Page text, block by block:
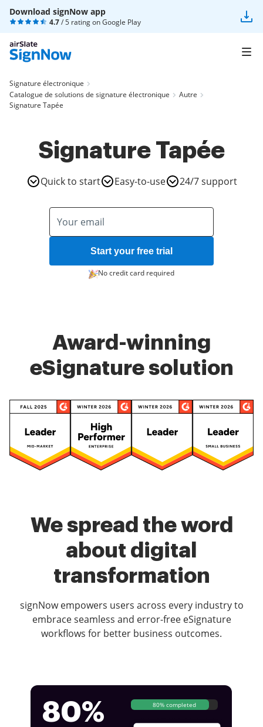
Download signNow app
4.7/ 5 rating onGoogle Play
Signature électronique
Catalogue de solutions de signature électronique
Autre
Signature Tapée
Signature Tapée
Quick to start Easy-to-use 24/7 support
Start your free trial
No credit card required
Award-winning
eSignature solution
We spread the word
about digital
transformation
signNow empowers users across every industry to
embrace seamless and error-free eSignature
workflows for better business outcomes.
80% 80% completed